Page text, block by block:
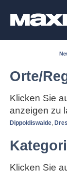
Orte/
Klicken Sie
anzeigen zu
Dippoldiswalde,
Klicken Sie